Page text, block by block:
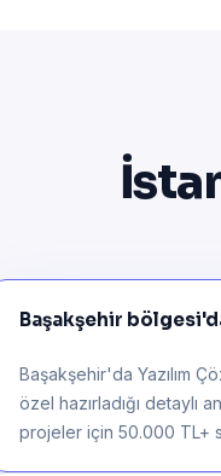
Başakşehir
Başakşehir'da Yazılım
özel hazırladığı detaylı
projeler için 50.000 TL+